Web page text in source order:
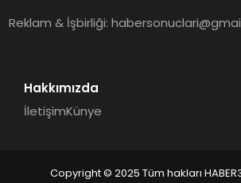
Reklam & İşbirliği:
Hakkımızda
İletişimKünye
Copyright © 2025 Tüm hakları